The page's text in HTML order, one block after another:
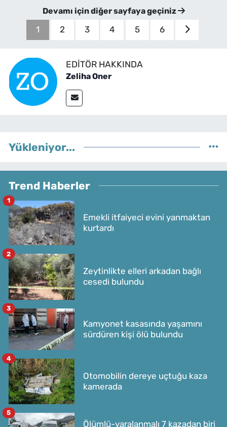
Devamı için diğer sayfaya geçiniz
1 2 3 4 5 6
EDITÖR HAKKINDA
Zeliha Oner
Yükleniyor...
Trend Haberler
Emekli itfaiyeci evini yanmaktan
kurtardı
1
Zeytinlikte elleri arkadan bağlı
cesedi bulundu
2
Kamyonet kasasında yaşamını
sürdüren kişi ölü bulundu
3
Otomobilin dereye uçtuğu kaza
kamerada
4
Ölümlü-yaralanmalı 7 kazadan biri
5